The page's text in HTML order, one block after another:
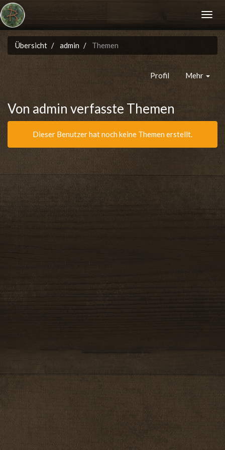
Übersicht admin Themen
Profil Mehr
Von admin verfasste Themen
Dieser Benutzer hat noch keine Themen erstellt.